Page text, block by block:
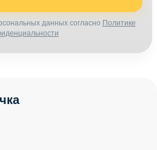
данных согласно Политике